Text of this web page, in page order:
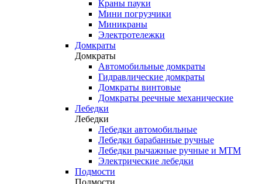
Краны пауки
Мини погрузчики
Миникраны
Электротележки
Домкраты
Домкраты
Автомобильные домкраты
Гидравлические домкраты
Домкраты винтовые
Домкраты реечные механические
Лебедки
Лебедки
Лебедки автомобильные
Лебедки барабанные ручные
Лебедки рычажные ручные и МТМ
Электрические лебедки
Подмости
Подмости